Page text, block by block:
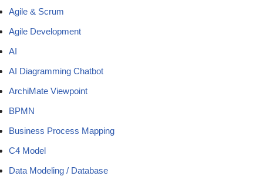
Agile & Scrum
Agile Development
AI
AI Diagramming Chatbot
ArchiMate Viewpoint
BPMN
Business Process Mapping
C4 Model
Data Modeling / Database